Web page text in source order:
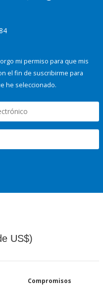
mi permiso para que mis
el fin de suscribirme para
he seleccionado.
US$)
Compromisos